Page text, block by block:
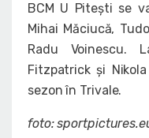
BCM U Pitești se
Mihai Măciucă,
Radu Voinescu.
Fitzpatrick și
sezon în Trivale.
foto: